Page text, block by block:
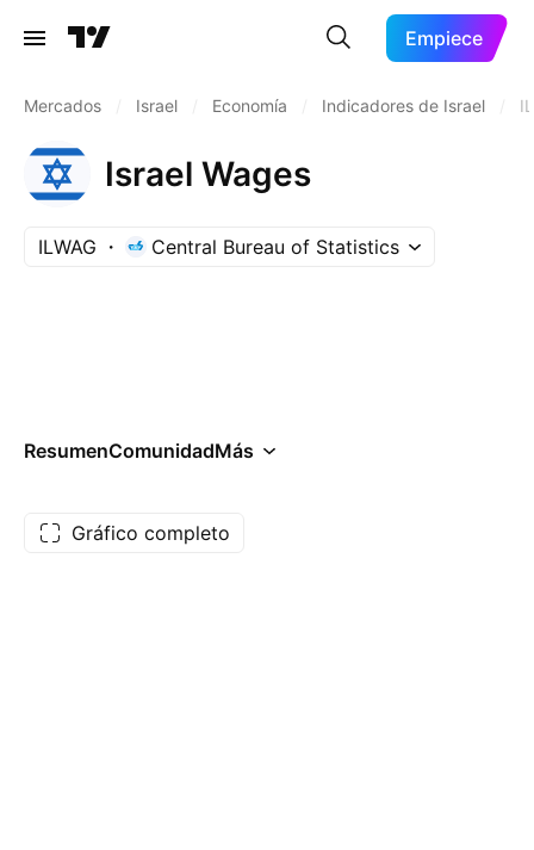
Empiece
Mercados Israel Economía Indicadores de Israel
Israel Wages
ILWAG Central Bureau of Statistics
ResumenComunidadMás
Gráfico completo